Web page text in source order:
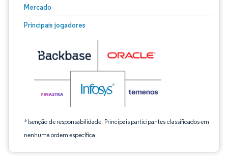
Mercado
Principais jogadores
*Isenção de responsabilidade: Principais participantes classificados em
nenhuma ordem específica
Imagem © Mordor Intelligence. O reuso requer atribuição conforme CC BY 4.0.